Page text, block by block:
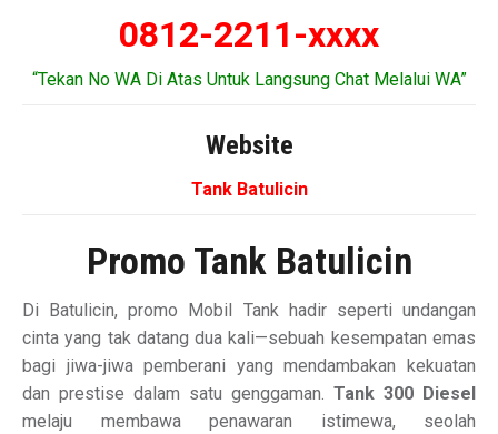
0812-2211-xxxx
“Tekan No WA Di Atas Untuk Langsung Chat Melalui WA”
Website
Tank Batulicin
Promo Tank Batulicin
Di Batulicin, promo Mobil Tank hadir seperti undangan
cinta yang tak datang dua kali—sebuah kesempatan emas
bagi jiwa-jiwa pemberani yang mendambakan kekuatan
dan prestise dalam satu genggaman. Tank 300 Diesel
melaju membawa penawaran istimewa, seolah